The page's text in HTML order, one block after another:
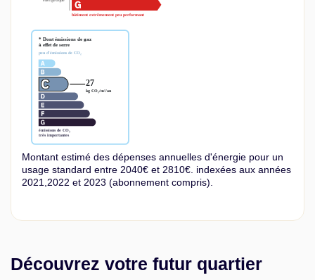
Montant estimé des dépenses annuelles d'énergie pour un
usage standard entre 2040€ et 2810€. indexées aux années
2021,2022 et 2023 (abonnement compris).
Découvrez votre futur quartier